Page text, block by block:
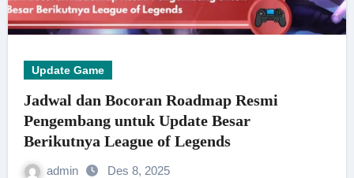
Update Game
Jadwal dan Bocoran Roadmap Resmi
Pengembang untuk Update Besar
Berikutnya League of Legends
admin Des 8, 2025